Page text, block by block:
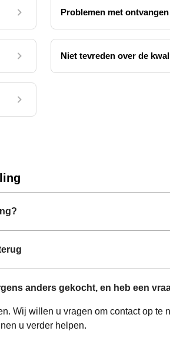
Problemen met
Niet tevreden over de
anders gekocht, en heb een
Wij willen u vragen om contact op te
u verder helpen.